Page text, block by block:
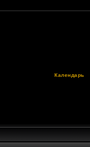
Календарь